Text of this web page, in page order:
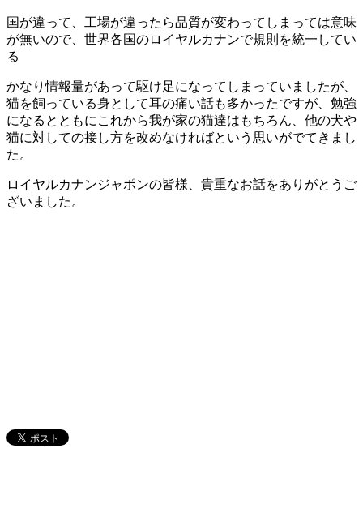
国が違って、工場が違ったら品質が変わってしまっては意味
が無いので、世界各国のロイヤルカナンで規則を統一してい
る
かなり情報量があって駆け足になってしまっていましたが、
猫を飼っている身として耳の痛い話も多かったですが、勉強
になるとともにこれから我が家の猫達はもちろん、他の犬や
猫に対しての接し方を改めなければという思いがでてきまし
た。
ロイヤルカナンジャポンの皆様、貴重なお話をありがとうご
ざいました。